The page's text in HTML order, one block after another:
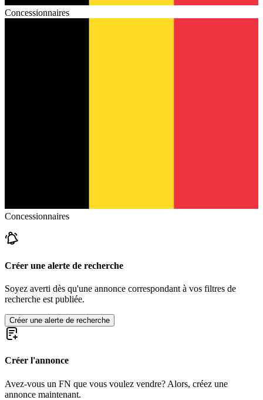
Concessionnaires
Concessionnaires
Créer une alerte de recherche
Soyez averti dès qu'une annonce correspondant à vos filtres de
recherche est publiée.
Créer une alerte de recherche
Créer l'annonce
Avez-vous un FN que vous voulez vendre? Alors, créez une
annonce maintenant.